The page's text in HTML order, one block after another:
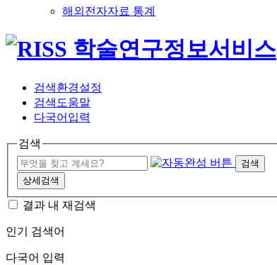
해외전자자료 통계
검색환경설정
검색도움말
다국어입력
검색
검색
상세검색
결과 내 재검색
인기 검색어
다국어 입력